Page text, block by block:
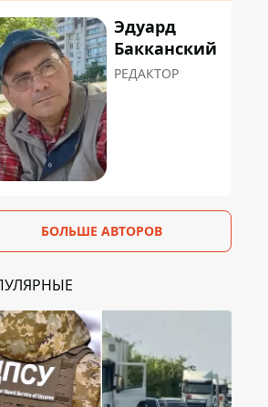
Эдуард
Бакканский
РЕДАКТОР
БОЛЬШЕ АВТОРОВ